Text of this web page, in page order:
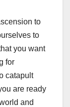
to
to
you want
for
catapult
are ready
and